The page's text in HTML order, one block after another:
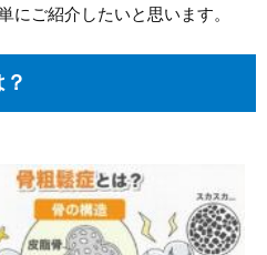
にご紹介したいと思います。